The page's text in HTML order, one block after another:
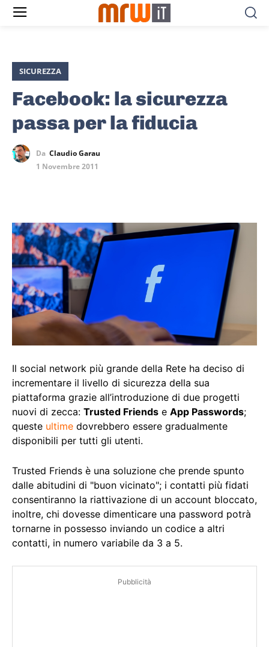
SICUREZZA
Facebook: la sicurezza
passa per la fiducia
Da Claudio Garau
1 Novembre 2011
Il social network più grande della Rete ha deciso di
incrementare il livello di sicurezza della sua
piattaforma grazie all’introduzione di due progetti
nuovi di zecca: Trusted Friends e App Passwords;
queste ultime dovrebbero essere gradualmente
disponibili per tutti gli utenti.
Trusted Friends è una soluzione che prende spunto
dalle abitudini di "buon vicinato"; i contatti più fidati
consentiranno la riattivazione di un account bloccato,
inoltre, chi dovesse dimenticare una password potrà
tornarne in possesso inviando un codice a altri
contatti, in numero variabile da 3 a 5.
Pubblicità